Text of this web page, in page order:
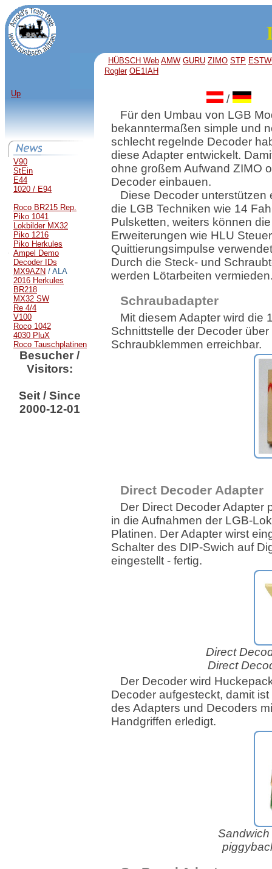
HÜBSCH Web AMW GURU ZIMO STP
Rogler OE1IAH
Up
V90
StEin
E44
1020 / E94
Roco BR215 Rep.
Piko 1041
Lokbilder MX32
Piko 1216
Piko Herkules
Ampel Demo
Decoder IDs
MX9AZN / ALA
2016 Herkules
BR218
MX32 SW
Re 4/4
V100
Roco 1042
4030 PluX
Roco Tauschplatinen
Besucher /
Visitors:
Seit / Since
2000-12-01
/
Für den Umbau von LGB
bekanntermaßen simple und
schlecht regelnde Decoder
diese Adapter entwickelt.
ohne großem Aufwand ZIMO
Decoder einbauen.
Diese Decoder unterstützen
die LGB Techniken wie 14
Pulsketten, weiters können
Erweiterungen wie HLU
Quittierungsimpulse
Durch die Steck- und
werden Lötarbeiten
Schraubadapter
Mit diesem Adapter wird die
Schnittstelle der Decoder über
Schraubklemmen erreichbar.
Direct Decoder Adapter
Der Direct Decoder Adapter
in die Aufnahmen der LGB-
Platinen. Der Adapter wirst
Schalter des DIP-Swich auf
eingestellt - fertig.
Direct
Direct
Der Decoder wird
Decoder aufgesteckt, damit
des Adapters und Decoders
Handgriffen erledigt.